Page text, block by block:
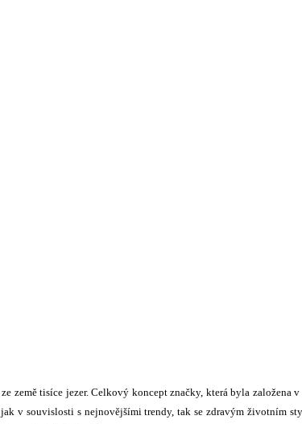
země tisíce jezer. Celkový koncept značky, která byla založena v
v souvislosti s nejnovějšími trendy, tak se zdravým životním